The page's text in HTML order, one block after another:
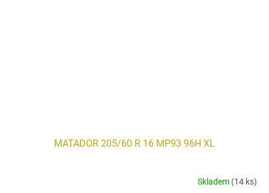
MATADOR 205/60 R 16 MP93 96H XL
Skladem (14 ks)